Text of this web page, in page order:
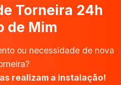
Torneira 24h
de Mim
ou necessidade de nova
realizam a instalação!